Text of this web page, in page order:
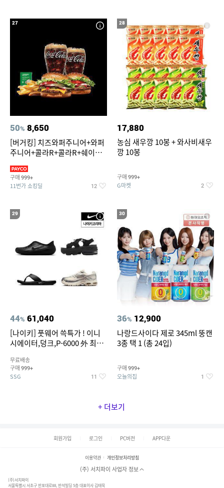
27
50% 8,650
[버거킹] 치즈와퍼주니어+와퍼
주니어+콜라R+콜라R+쉐이킹
구매 999+
11번가 쇼킹딜 12
28
17,880
농심 새우깡 10봉 + 와사비새우
깡 10봉
구매 999+
G마켓 2
29
44% 61,040
[나이키] 풋웨어 쓱특가 ! 이니
시에이터,덩크,P-6000 外 최대
무료배송
구매 999+
SSG 11
30
36% 12,900
나랑드사이다 제로 345ml 뚱캔
3종 택 1 (총 24입)
구매 999+
오늘의집 1
+ 더보기
회원가입 로그인 PC버전 APP다운
이용약관 개인정보처리방침
(주) 서치파이 사업자 정보
(주)서치파이
서울특별시 서초구 반포대로88, 반석빌딩 5층 대표이사 김태묵